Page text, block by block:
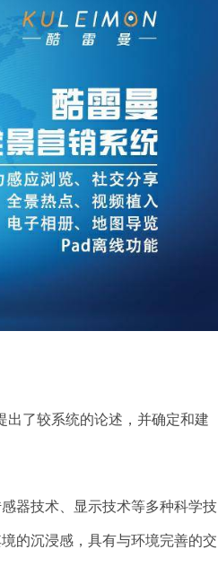
出了较系统的论述，并确定和建
器技术、显示技术等多种科学技
的沉浸感，具有与环境完善的交